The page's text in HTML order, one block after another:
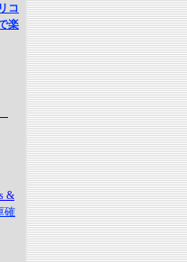
コ
楽
&
確